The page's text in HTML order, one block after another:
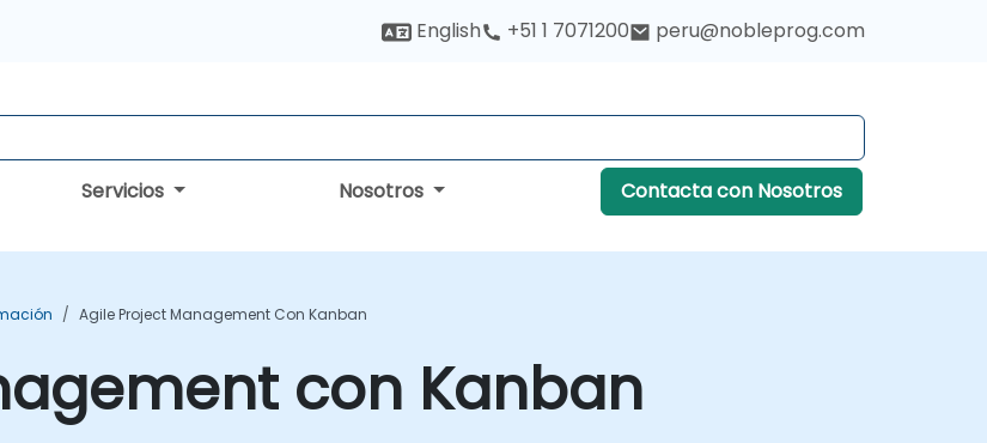
English +51 1 7071200 peru@nobleprog.com
Servicios Nosotros Contacta con Nosotros
Agile Project Management Con Kanban
con Kanban